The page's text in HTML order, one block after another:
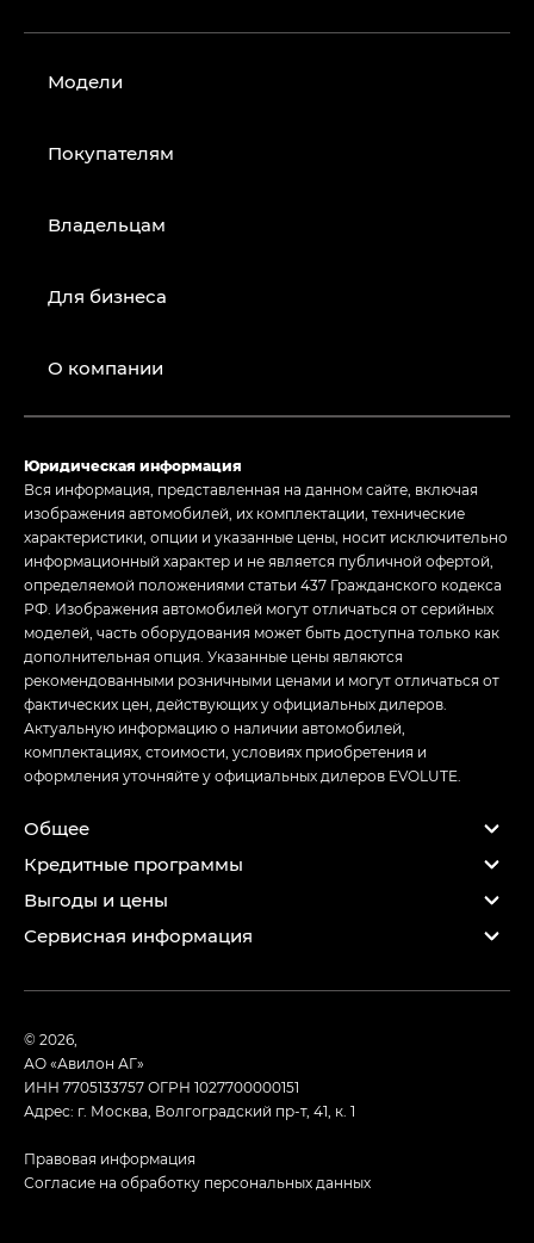
Модели
Покупателям
Владельцам
Для бизнеса
О компании
Юридическая информация
Вся информация, представленная на данном сайте, включая
изображения автомобилей, их комплектации, технические
характеристики, опции и указанные цены, носит исключительно
информационный характер и не является публичной офертой,
определяемой положениями статьи 437 Гражданского кодекса
РФ. Изображения автомобилей могут отличаться от серийных
моделей, часть оборудования может быть доступна только как
дополнительная опция. Указанные цены являются
рекомендованными розничными ценами и могут отличаться от
фактических цен, действующих у официальных дилеров.
Актуальную информацию о наличии автомобилей,
комплектациях, стоимости, условиях приобретения и
оформления уточняйте у официальных дилеров EVOLUTE.
Общее
Кредитные программы
Выгоды и цены
Сервисная информация
© 2026,
АО «Авилон АГ»
ИНН 7705133757ОГРН 1027700000151
Адрес: г. Москва, Волгоградский пр-т, 41, к. 1
Правовая информация
Согласие на обработку персональных данных